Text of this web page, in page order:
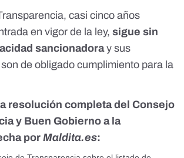
casi cinco años
en vigor de la ley, sigue sin
sancionadoray sus
de obligado cumplimiento para la
resolución completa del Consejo
y Buen Gobierno a la
por Maldita.es: